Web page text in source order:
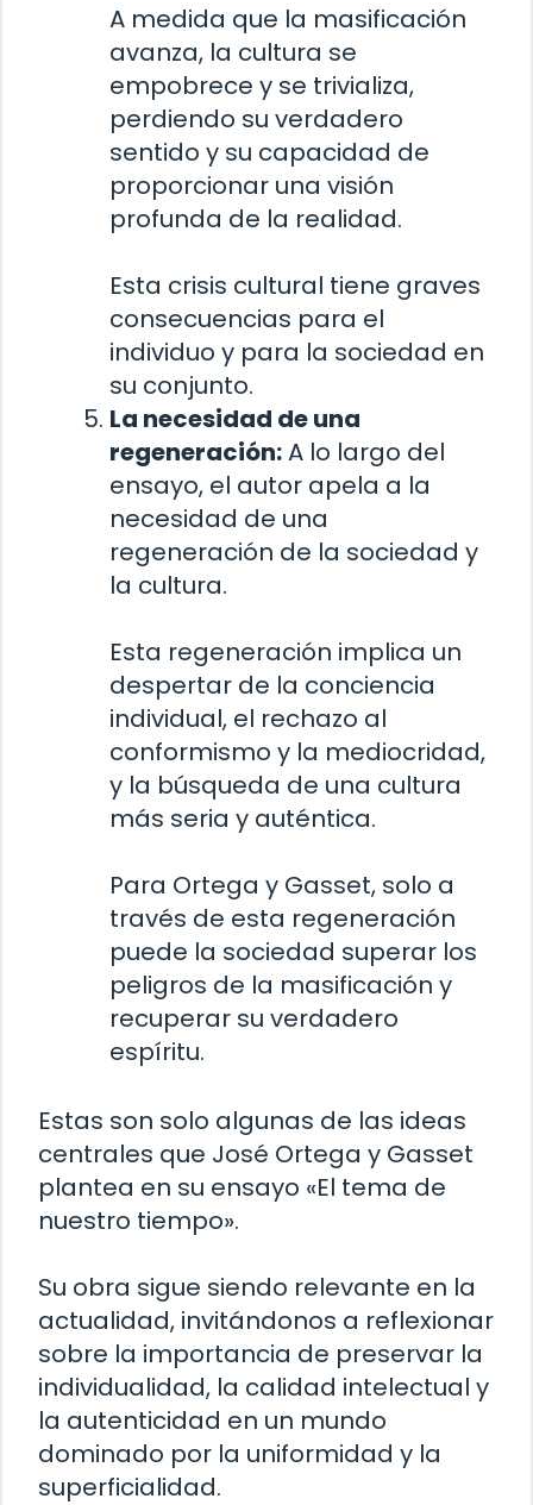
A medida que la masificación
avanza, la cultura se
empobrece y se trivializa,
perdiendo su verdadero
sentido y su capacidad de
proporcionar una visión
profunda de la realidad.
Esta crisis cultural tiene graves
consecuencias para el
individuo y para la sociedad en
su conjunto.
La necesidad de una
regeneración:A lo largo del
ensayo, el autor apela a la
necesidad de una
regeneración de la sociedad y
la cultura.
Esta regeneración implica un
despertar de la conciencia
individual, el rechazo al
conformismo y la mediocridad,
y la búsqueda de una cultura
más seria y auténtica.
Para Ortega y Gasset, solo a
través de esta regeneración
puede la sociedad superar los
peligros de la masificación y
recuperar su verdadero
espíritu.
Estas son solo algunas de las ideas
centrales que José Ortega y Gasset
plantea en su ensayo «El tema de
nuestro tiempo».
Su obra sigue siendo relevante en la
actualidad, invitándonos a reflexionar
sobre la importancia de preservar la
individualidad, la calidad intelectual y
la autenticidad en un mundo
dominado por la uniformidad y la
superficialidad.